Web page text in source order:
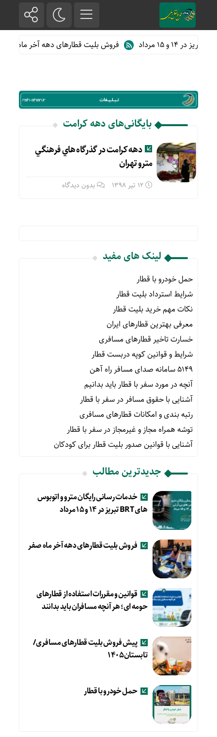
فروش بلیت قطارهای دهه آخر ماه صفر
بایگانی‌های دهه کرامت
دهه كرامت در گذرگاه هاي فرهنگي
مترو تهران
12 تیر 1398 بدون دیدگاه
لینک های مفید
حمل خودرو با قطار
شرایط استرداد بلیت قطار
نکات مهم خرید بلیت قطار
معرفی بهترین قطارهای ایران
خسارت تاخیر قطارهای مسافری
شرایط و قوانین کوپه دربست قطار
۵۱۴۹ سامانه صدای مسافر راه آهن
آنچه در مورد سفر با قطار باید بدانیم
آشنایی با حقوق مسافر در سفر با قطار
رتبه بندی و امکانات قطارهای مسافری
توشه همراه مجاز و غیرمجاز در سفر با قطار
آشنایی با قوانین صدور بلیت قطار برای کودکان
جدیدترین مطالب
خدمات رسانی رایگان مترو و اتوبوس
های BRT تبریز در ۱۴ و ۱۵ مرداد
فروش بلیت قطارهای دهه آخر ماه صفر
قوانین و مقررات استفاده از قطارهای
حومه ای؛ هر آنچه مسافران باید بدانند
پیش فروش بلیت قطارهای مسافری/
تابستان۱۴۰۵
حمل خودرو با قطار